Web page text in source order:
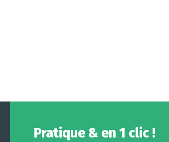
Pratique & en 1 clic !